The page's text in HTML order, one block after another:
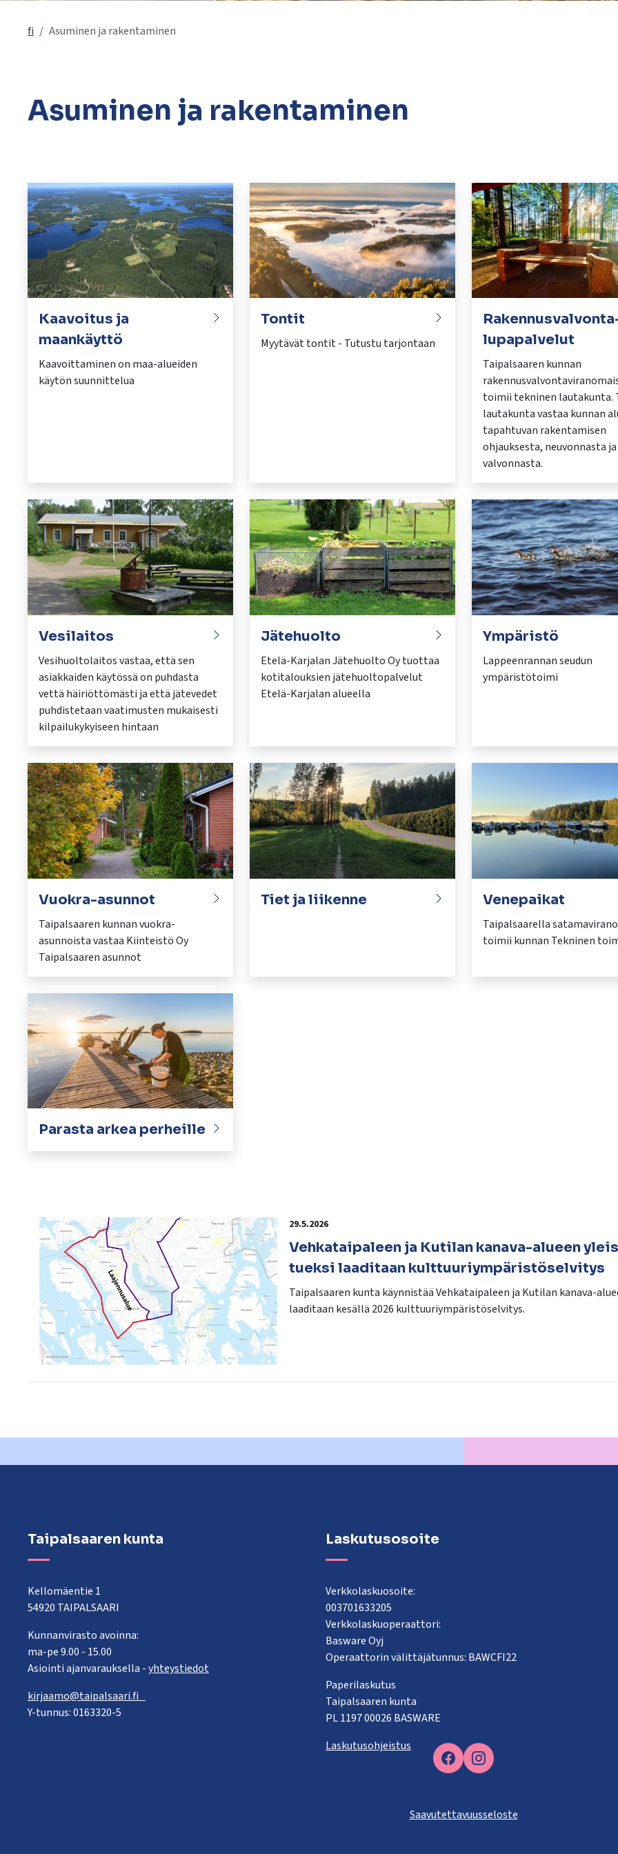
ja
fi Asuminen ja rakentaminen
Asuminen ja rakentaminen
Kaavoitus ja
maankäyttö
Kaavoittaminen on maa-alueiden
käytön suunnittelua
Tontit
Myytävät tontit - Tutustu tarjontaan
lupapalvelut
Taipalsaaren kunnan
toimii tekninen lautakunta.
lautakunta vastaa kunnan
tapahtuvan rakentamisen
ohjauksesta, neuvonnasta ja
valvonnasta.
Vesilaitos
Vesihuoltolaitos vastaa, että sen
asiakkaiden käytössä on puhdasta
vettä häiriöttömästi ja että jätevedet
puhdistetaan vaatimusten mukaisesti
kilpailukykyiseen hintaan
Jätehuolto
Etelä-Karjalan Jätehuolto Oy tuottaa
kotitalouksien jätehuoltopalvelut
Etelä-Karjalan alueella
Ympäristö
Lappeenrannan seudun
ympäristötoimi
Vuokra-asunnot
Taipalsaaren kunnan vuokra-
asunnoista vastaa Kiinteistö Oy
Taipalsaaren asunnot
Tiet ja liikenne Venepaikat
Taipalsaarella
toimii kunnan Tekninen
Parasta arkea perheille
29.5.2026
Vehkataipaleen ja Kutilan kanava-alueen
tueksi laaditaan kulttuuriympäristöselvitys
Taipalsaaren kunta käynnistää Vehkataipaleen ja Kutilan kanava-
laaditaan kesällä 2026 kulttuuriympäristöselvitys.
Facebook
Taipalsaaren kunta
Kellomäentie 1
54920 TAIPALSAARI
Kunnanvirasto avoinna:
ma-pe 9.00 - 15.00
Asiointi ajanvarauksella -yhteystiedot
kirjaamo@taipalsaari.fi
Y-tunnus: 0163320-5
Laskutusosoite
Verkkolaskuosoite:
003701633205
Verkkolaskuoperaattori:
Basware Oyj
Operaattorin välittäjätunnus: BAWCFI22
Paperilaskutus
Taipalsaaren kunta
PL 1197 00026 BASWARE
Laskutusohjeistus
Saavutettavuusseloste